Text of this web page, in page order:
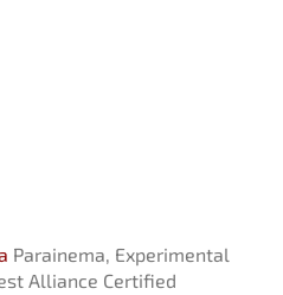
Parainema, Experimental
Alliance Certified